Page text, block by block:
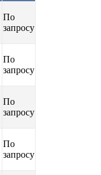
По
запросу
По
запросу
По
запросу
По
запросу